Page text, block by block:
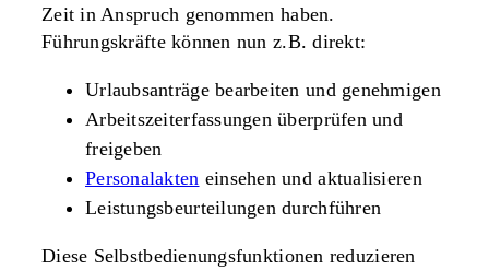
Zeit in Anspruch genommen haben.
Führungskräfte können nun z.B. direkt:
Urlaubsanträge bearbeiten und genehmigen
Arbeitszeiterfassungen überprüfen und
freigeben
Personalakten einsehen und aktualisieren
Leistungsbeurteilungen durchführen
Diese Selbstbedienungsfunktionen reduzieren